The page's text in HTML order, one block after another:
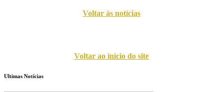
Voltar às notícias
Voltar ao inicio do site
Ultimas Notícias